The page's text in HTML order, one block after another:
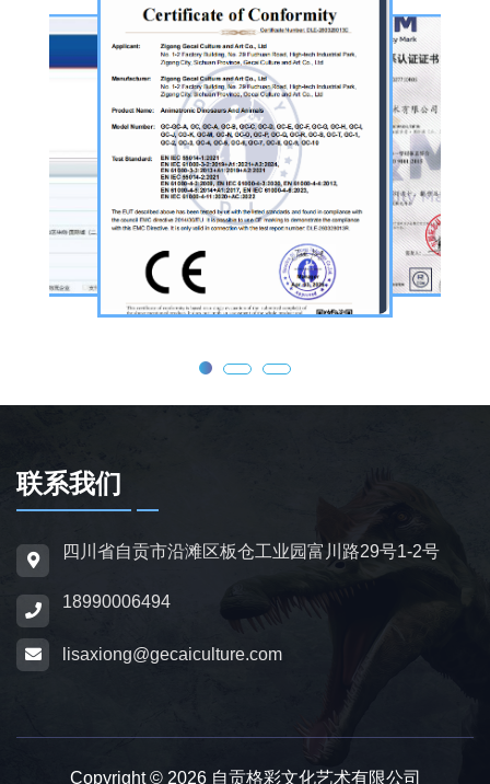
择、工序制作，再到后期运输配送、上门安装
调试，形成全流程服务，可用于主题乐园、文
旅景区、科普展馆、商业广场、大型展会、节
庆活动等场景。
公司核心业务为仿真恐龙制作，产品线涵盖静
态展示、动态互动、游乐体验三类。其中，机
器恐龙结合机械传动、智能控制技术，可实现
眨眼、张嘴吼叫、摆尾、行走、呼吸起伏等动
态效果，皮肤采用环保硅胶材质，还原史前恐
大型雕塑，覆盖霸王龙、三角龙、剑龙、长颈
龙、翼龙等常见品类，同时支持恐龙化石骨架
场景摆放。
为适配亲子游乐场景，公司推出恐龙电动车与
防滑车轮、限速装置及安全扶手，适用于乐
除恐龙相关产品外，公司同时开展仿真动物与
动物模型制作业务，涵盖史前巨兽、野生动
联系我们
四川省自贡市沿滩区板仓工业园富川路29号1-2号
18990006494
lisaxiong@gecaiculture.com
Copyright © 2026 自贡格彩文化艺术有限公司